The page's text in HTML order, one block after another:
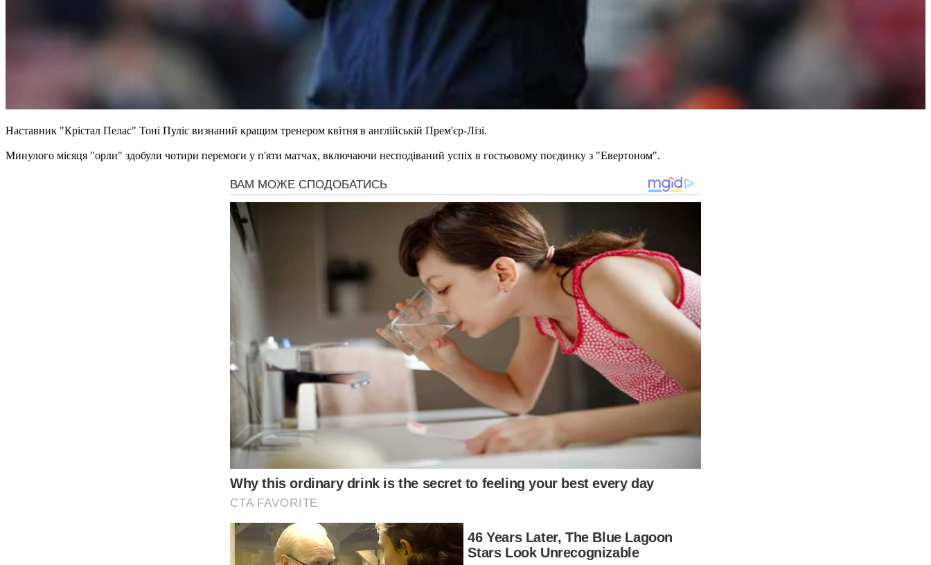
Наставник "Крістал Пелас" Тоні Пуліс визнаний кращим тренером квітня в англійській Прем'єр-Лізі.
Минулого місяця "орли" здобули чотири перемоги у п'яти матчах, включаючи несподіваний успіх в гостьовому поєдинку з "Евертоном".